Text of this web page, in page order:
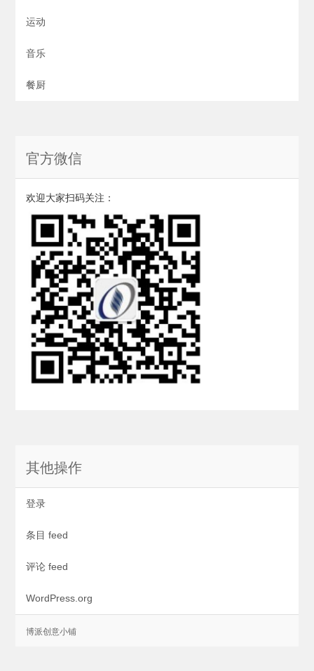
运动
音乐
餐厨
官方微信
欢迎大家扫码关注：
其他操作
登录
条目 feed
评论 feed
WordPress.org